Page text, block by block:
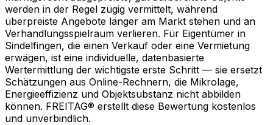
werden in der Regel zügig vermittelt, während
überpreiste Angebote länger am Markt stehen und an
Verhandlungsspielraum verlieren. Für Eigentümer in
Sindelfingen, die einen Verkauf oder eine Vermietung
erwägen, ist eine individuelle, datenbasierte
Wertermittlung der wichtigste erste Schritt — sie ersetzt
Schätzungen aus Online-Rechnern, die Mikrolage,
Energieeffizienz und Objektsubstanz nicht abbilden
können. FREITAG® erstellt diese Bewertung kostenlos
und unverbindlich.